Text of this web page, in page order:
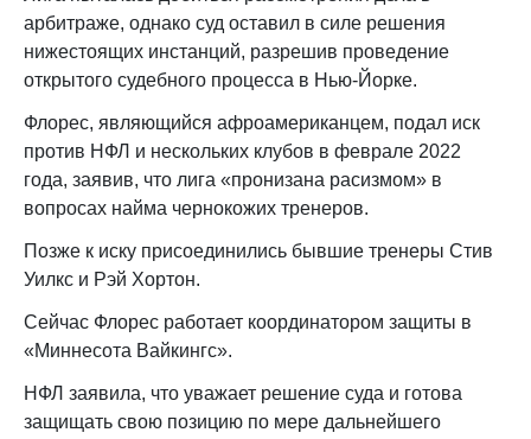
арбитраже, однако суд оставил в силе решения
нижестоящих инстанций, разрешив проведение
открытого судебного процесса в Нью-Йорке.
Флорес, являющийся афроамериканцем, подал иск
против НФЛ и нескольких клубов в феврале 2022
года, заявив, что лига «пронизана расизмом» в
вопросах найма чернокожих тренеров.
Позже к иску присоединились бывшие тренеры Стив
Уилкс и Рэй Хортон.
Сейчас Флорес работает координатором защиты в
«Миннесота Вайкингс».
НФЛ заявила, что уважает решение суда и готова
защищать свою позицию по мере дальнейшего